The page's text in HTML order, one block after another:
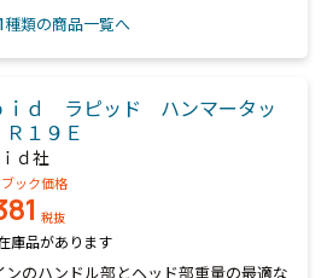
種類の商品一覧へ
ｉｄ ラピッド ハンマータッ
１９Ｅ
ｄ社
ック価格
税抜
庫品があります
のハンドル部とヘッド部重量の最適な